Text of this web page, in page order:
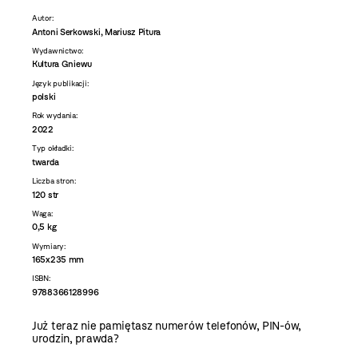
Autor:
Antoni Serkowski, Mariusz Pitura
Wydawnictwo:
Kultura Gniewu
Język publikacji:
polski
Rok wydania:
2022
Typ okładki:
twarda
Liczba stron:
120 str
Waga:
0,5 kg
Wymiary:
165x235 mm
ISBN:
9788366128996
Już teraz nie pamiętasz numerów telefonów, PIN-ów,
urodzin, prawda?